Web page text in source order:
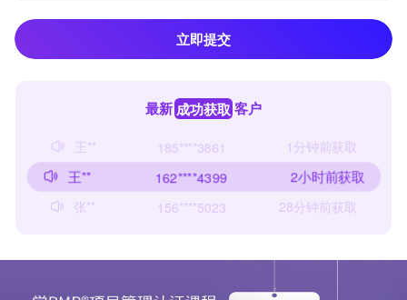
立即提交
最新 成功获取 客户
156****5023
王**
185****3861 1分钟前获取
王** 162****4399 2小时前获取
张** 156****5023
28分钟前获取